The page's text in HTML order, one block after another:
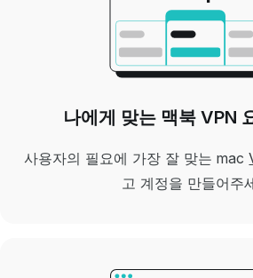
나에게 맞는 맥북 VPN
사용자의 필요에 가장 잘 맞는 mac
고 계정을 만들어주